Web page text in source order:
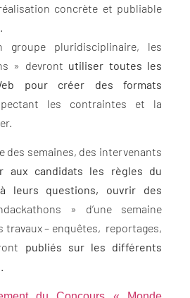
concrète et publiable
groupe pluridisciplinaire, les
» devront utiliser toutes les
pour créer des formats
les contraintes et la
des semaines, des intervenants
aux candidats les règles du
leurs questions, ouvrir des
» d’une semaine
travaux – enquêtes, reportages,
publiés sur les différents